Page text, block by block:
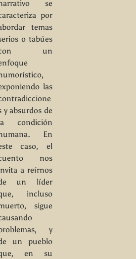
se
por
temas
o tabúes
un
las
y absurdos de
condición
En
caso, el
nos
a reírnos
un líder
incluso
sigue
y
un pueblo
en su